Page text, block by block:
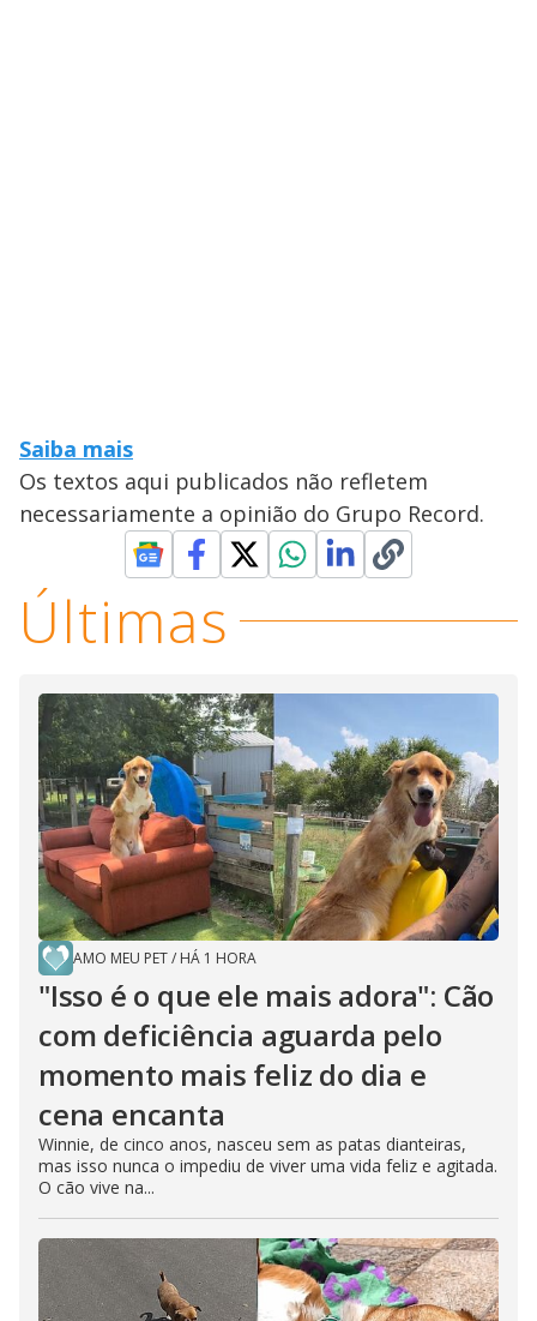
Saiba mais
Os textos aqui publicados não refletem
necessariamente a opinião do Grupo Record.
Últimas
AMO MEU PET/ HÁ 1 HORA
"Isso é o que ele mais adora": Cão
com deficiência aguarda pelo
momento mais feliz do dia e
cena encanta
Winnie, de cinco anos, nasceu sem as patas dianteiras,
mas isso nunca o impediu de viver uma vida feliz e agitada.
O cão vive na...